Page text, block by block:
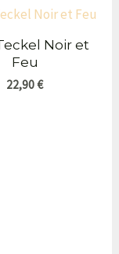
Noir et
Feu
22,90€